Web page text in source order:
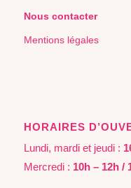
Nous contacter
Mentions légales
HORAIRES
Lundi, mardi et jeudi :
Mercredi : 10h – 12h /